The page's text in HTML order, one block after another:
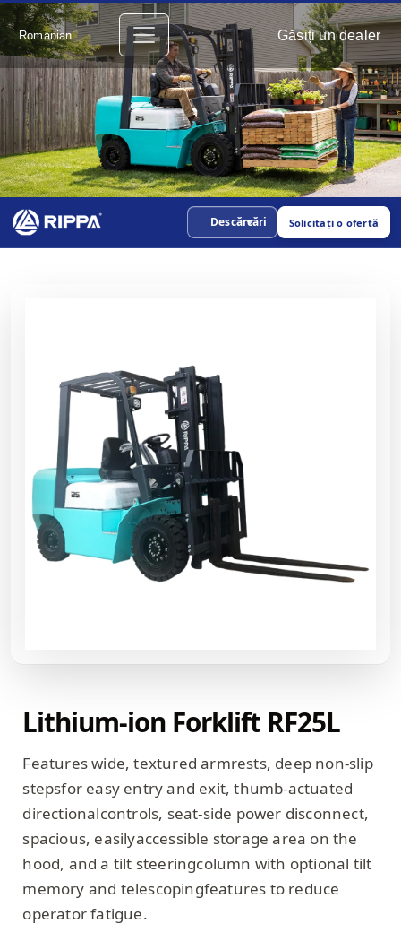
Romanian Găsiți un dealer
Descărcări Solicitați o ofertă
Lithium-ion Forklift RF25L
Features wide, textured armrests, deep non-slip
stepsfor easy entry and exit, thumb-actuated
directionalcontrols, seat-side power disconnect,
spacious, easilyaccessible storage area on the
hood, and a tilt steeringcolumn with optional tilt
memory and telescopingfeatures to reduce
operator fatigue.